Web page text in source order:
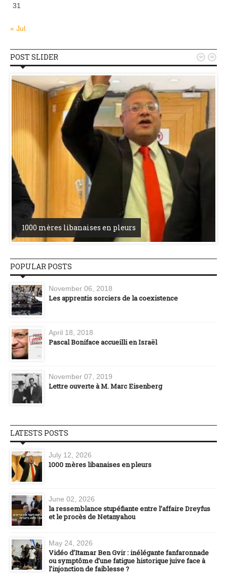
31
« Jul
POST SLIDER
1000 mères libanaises en pleurs
 
POPULAR POSTS
November 06, 2018
Les apprentis sorciers de la coexistence
April 18, 2018
Pascal Boniface accueilli en Israël
November 07, 2019
Lettre ouverte à M. Marc Eisenberg
LATESTS POSTS
July 12, 2026
1000 mères libanaises en pleurs
June 02, 2026
la ressemblance stupéfiante entre l’affaire Dreyfus
et le procès de Netanyahou
May 24, 2026
Vidéo d’Itamar Ben Gvir : inélégante fanfaronnade
ou symptôme d’une fatigue historique juive face à
l’injonction de faiblesse ?